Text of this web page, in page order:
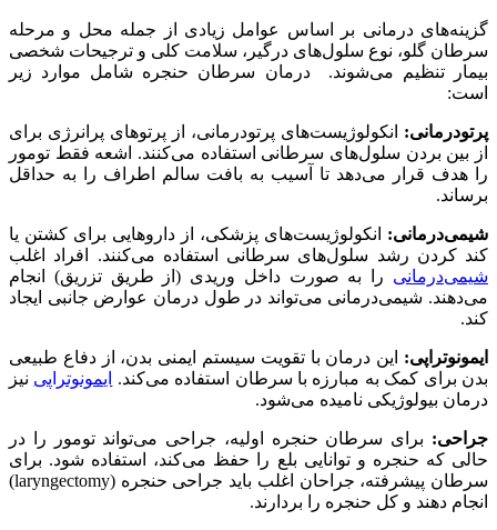
گزینه‌های درمانی بر اساس عوامل زیادی از جمله محل و مرحله
سرطان گلو، نوع سلول‌های درگیر، سلامت کلی و ترجیحات شخصی
بیمار تنظیم می‌شوند. درمان سرطان حنجره شامل موارد زیر
است:
پرتودرمانی: انکولوژیست‌های پرتودرمانی، از پرتوهای پرانرژی برای
از بین بردن سلول‌های سرطانی استفاده می‌کنند. اشعه فقط تومور
را هدف قرار می‌دهد تا آسیب به بافت سالم اطراف را به حداقل
برساند.
شیمی‌درمانی: انکولوژیست‌های پزشکی، از داروهایی برای کشتن یا
کند کردن رشد سلول‌های سرطانی استفاده می‌کنند. افراد اغلب
شیمی‌درمانی را به صورت داخل وریدی (از طریق تزریق) انجام
می‌دهند. شیمی‌درمانی می‌تواند در طول درمان عوارض جانبی ایجاد
کند.
ایمونوتراپی: این درمان با تقویت سیستم ایمنی بدن، از دفاع طبیعی
بدن برای کمک به مبارزه با سرطان استفاده می‌کند.
ایمونوتراپی نیز
درمان بیولوژیکی نامیده می‌شود.
جراحی: برای سرطان حنجره اولیه، جراحی می‌تواند تومور را در
حالی که حنجره و توانایی بلع را حفظ می‌کند، استفاده شود. برای
سرطان پیشرفته، جراحان اغلب باید جراحی حنجره (laryngectomy)
انجام دهند و کل حنجره را بردارند.